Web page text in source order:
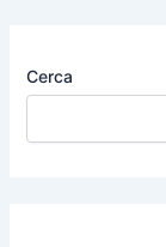
Cerca